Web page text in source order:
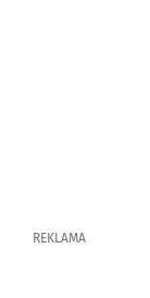
REKLAMA